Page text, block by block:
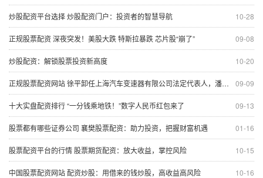
10-28
炒股配资平台选择 炒股配资门户：投资者的智慧导航
09-08
正规股票配资 深夜突发！美股大跌 特斯拉暴跌 芯片股“崩了”
10-20
炒股配资：解锁股票投资新高度
09-09
正规股票配资网站 徐平卸任上海汽车变速器有限公司法定代表人，潘吉明接任
09-13
十大实盘配资排行 “一分钱乘地铁！”数字人民币红包来了
01-16
股票都有哪些证券公司 襄樊股票配资：助力投资，把握财富机遇
10-15
股票配资平台的行情 股票期货配资：放大收益，掌控风险
10-16
中国股票配资网站 配资炒股：用借来的钱炒股，高收益高风险